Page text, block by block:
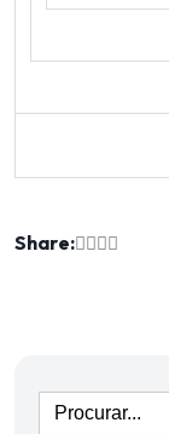
Share: